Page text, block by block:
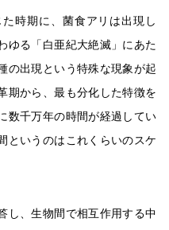
時期に、菌食アリは出現し
ゆる「白亜紀大絶滅」にあた
の出現という特殊な現象が起
期から、最も分化した特徴を
数千万年の時間が経過してい
というのはこれくらいのスケ
し、生物間で相互作用する中